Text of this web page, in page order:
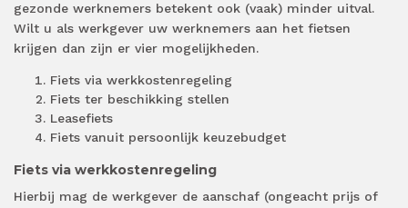
gezonde werknemers betekent ook (vaak) minder uitval.
Wilt u als werkgever uw werknemers aan het fietsen
krijgen dan zijn er vier mogelijkheden.
Fiets via werkkostenregeling
Fiets ter beschikking stellen
Leasefiets
Fiets vanuit persoonlijk keuzebudget
Fiets via werkkostenregeling
Hierbij mag de werkgever de aanschaf (ongeacht prijs of